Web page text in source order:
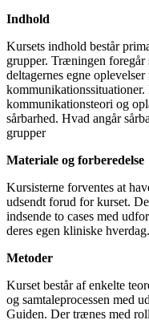
Indhold
Kursets indhold består
grupper. Træningen
deltagernes egne
kommunikationsteori og
sårbarhed. Hvad angår
grupper
Materiale og forberedelse
Kursisterne forventes at
udsendt forud for kurset.
indsende to cases med
deres egen kliniske
Metoder
Kurset består af enkelte
og samtaleprocessen med
Guiden. Der trænes med